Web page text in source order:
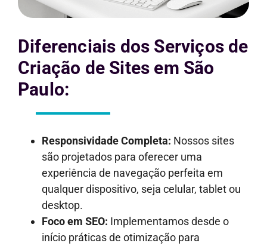
Diferenciais dos Serviços de
Criação de Sites em São
Paulo:
Responsividade Completa: Nossos sites
são projetados para oferecer uma
experiência de navegação perfeita em
qualquer dispositivo, seja celular, tablet ou
desktop.
Foco em SEO: Implementamos desde o
início práticas de otimização para